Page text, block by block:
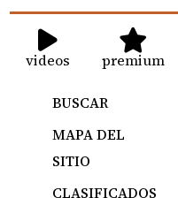
videos premium
BUSCAR
MAPA DEL
SITIO
CLASIFICADOS